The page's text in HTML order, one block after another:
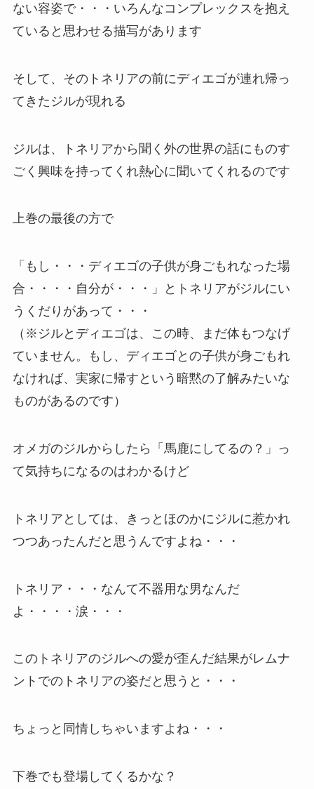
ない容姿で・・・いろんなコンプレックスを抱え
ていると思わせる描写があります
そして、そのトネリアの前にディエゴが連れ帰っ
てきたジルが現れる
ジルは、トネリアから聞く外の世界の話にものす
ごく興味を持ってくれ熱心に聞いてくれるのです
上巻の最後の方で
「もし・・・ディエゴの子供が身ごもれなった場
合・・・・自分が・・・」とトネリアがジルにい
うくだりがあって・・・
（※ジルとディエゴは、この時、まだ体もつなげ
ていません。もし、ディエゴとの子供が身ごもれ
なければ、実家に帰すという暗黙の了解みたいな
ものがあるのです）
オメガのジルからしたら「馬鹿にしてるの？」っ
て気持ちになるのはわかるけど
トネリアとしては、きっとほのかにジルに惹かれ
つつあったんだと思うんですよね・・・
トネリア・・・なんて不器用な男なんだ
よ・・・・涙・・・
このトネリアのジルへの愛が歪んだ結果がレムナ
ントでのトネリアの姿だと思うと・・・
ちょっと同情しちゃいますよね・・・
下巻でも登場してくるかな？